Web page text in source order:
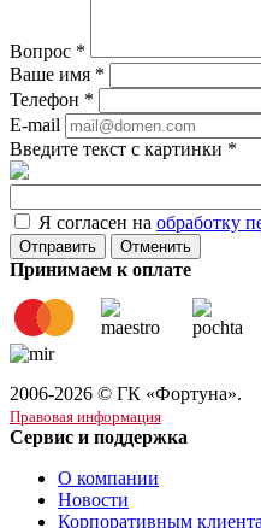
Вопрос *
Ваше имя *
Телефон *
E-mail
Введите текст с картинки *
Я согласен на обработку
Отменить
Принимаем к оплате
2006-2026 © ГК «Фортуна».
Правовая информация
Сервис и поддержка
О компании
Новости
Корпоративным